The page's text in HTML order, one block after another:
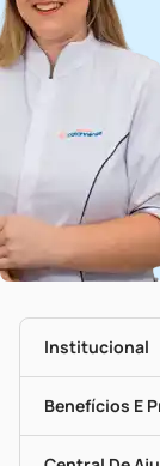
Institucional
História
Nossas Lojas
Seja Uma Loja
Benefícios E
Clube DC